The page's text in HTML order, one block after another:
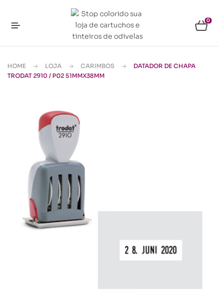
0
HOME LOJA CARIMBOS
DATADOR DE CHAPA
TRODAT 2910 / P02 51MMX38MM